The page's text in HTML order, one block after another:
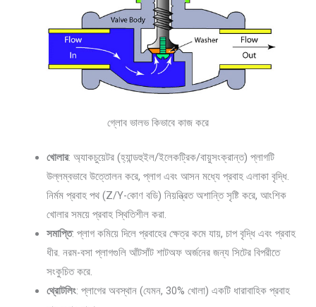
গ্লোব ভালভ কিভাবে কাজ করে
খোলার: অ্যাকচুয়েটর (হ্যান্ডহুইল/ইলেকট্রিক/বায়ুসংক্রান্ত) প্লাগটি
উল্লম্বভাবে উত্তোলন করে, প্লাগ এবং আসন মধ্যে প্রবাহ এলাকা বৃদ্ধি.
নির্মম প্রবাহ পথ (Z/Y-কোণ বডি) নিয়ন্ত্রিত অশান্তি সৃষ্টি করে, আংশিক
খোলার সময়ে প্রবাহ স্থিতিশীল করা.
সমাপ্তি: প্লাগ কমিয়ে দিলে প্রবাহের ক্ষেত্র কমে যায়, চাপ বৃদ্ধি এবং প্রবাহ
ধীর. নরম-বসা প্লাগগুলি আঁটসাঁট শাটঅফ অর্জনের জন্য সিটের বিপরীতে
সংকুচিত করে.
থ্রোটলিং: প্লাগের অবস্থান (যেমন, 30% খোলা) একটি ধারাবাহিক প্রবাহ